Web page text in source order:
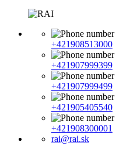
+421908513000
+421907999399
+421907999499
+421905405540
+421908300001
rai@rai.sk